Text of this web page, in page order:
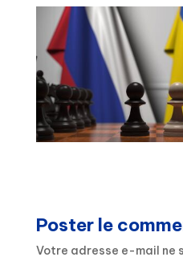
Poster le
Votre adresse e-mail ne